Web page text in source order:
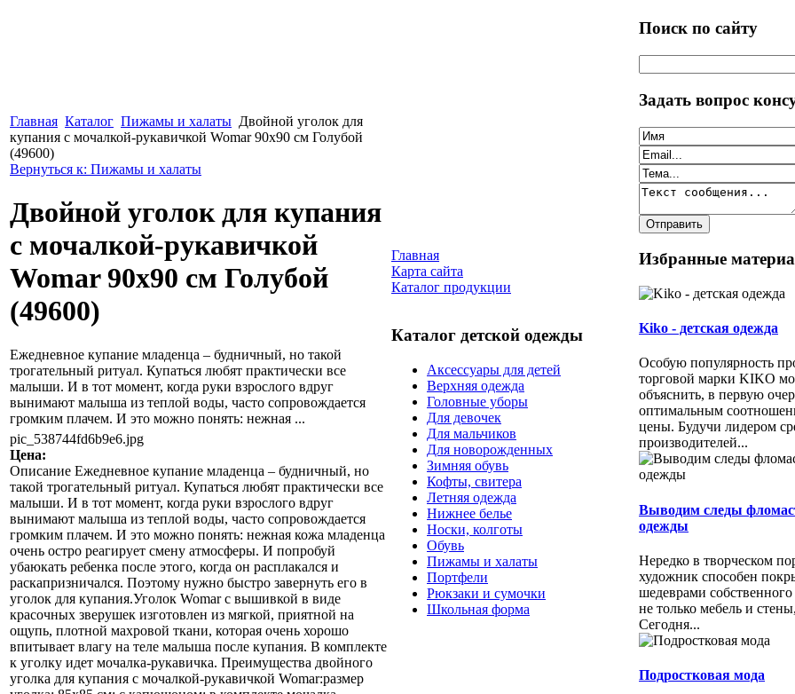
Главная Каталог Пижамы и халаты Двойной уголок для
купания с мочалкой-рукавичкой Womar 90х90 см Голубой
(49600)
Вернуться к: Пижамы и халаты
Двойной уголок для купания
с мочалкой-рукавичкой
Womar 90х90 см Голубой
(49600)
Ежедневное купание младенца – будничный, но такой
трогательный ритуал. Купаться любят практически все
малыши. И в тот момент, когда руки взрослого вдруг
вынимают малыша из теплой воды, часто сопровождается
громким плачем. И это можно понять: нежная ...
pic_538744fd6b9e6.jpg
Цена:
Описание Ежедневное купание младенца – будничный, но
такой трогательный ритуал. Купаться любят практически все
малыши. И в тот момент, когда руки взрослого вдруг
вынимают малыша из теплой воды, часто сопровождается
громким плачем. И это можно понять: нежная кожа младенца
очень остро реагирует смену атмосферы. И попробуй
убаюкать ребенка после этого, когда он расплакался и
раскапризничался. Поэтому нужно быстро завернуть его в
уголок для купания.Уголок Womar с вышивкой в виде
красочных зверушек изготовлен из мягкой, приятной на
ощупь, плотной махровой ткани, которая очень хорошо
впитывает влагу на теле малыша после купания. В комплекте
к уголку идет мочалка-рукавичка. Преимущества двойного
уголка для купания с мочалкой-рукавичкой Womar:размер
Главная
Карта сайта
Каталог продукции
Каталог детской одежды
Аксессуары для детей
Верхняя одежда
Головные уборы
Для девочек
Для мальчиков
Для новорожденных
Зимняя обувь
Кофты, свитера
Летняя одежда
Нижнее белье
Носки, колготы
Обувь
Пижамы и халаты
Портфели
Рюкзаки и сумочки
Школьная форма
Поиск по сайту
Задать вопрос
Избранные
Kiko - детская одежда
Особую популярность
торговой марки KIKO
объяснить, в первую
оптимальным
цены. Будучи лидером
производителей...
Выводим следы
одежды
Нередко в творческом
художник способен
шедеврами собственного
не только мебель и
Сегодня...
Подростковая мода